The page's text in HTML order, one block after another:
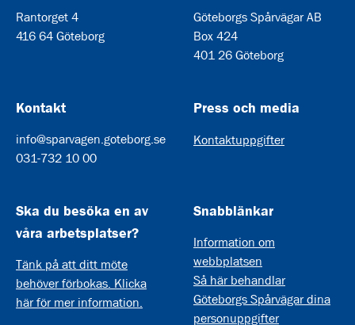
Rantorget 4
416 64 Göteborg
Göteborgs Spårvägar AB
Box 424
401 26 Göteborg
Kontakt
info@sparvagen.goteborg.se
031-732 10 00
Press och media
Kontaktuppgifter
Ska du besöka en av
våra arbetsplatser?
Tänk på att ditt möte
behöver förbokas. Klicka
här för mer information.
Snabblänkar
Information om
webbplatsen
Så här behandlar
Göteborgs Spårvägar dina
personuppgifter